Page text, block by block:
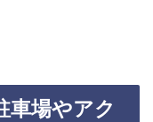
車場やアク